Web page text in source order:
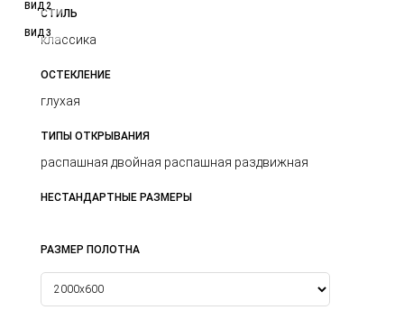
ВИД 2
ВИД 3
СТИЛЬ
классика
ОСТЕКЛЕНИЕ
глухая
ТИПЫ ОТКРЫВАНИЯ
распашная двойная распашная раздвижная
НЕСТАНДАРТНЫЕ РАЗМЕРЫ
РАЗМЕР ПОЛОТНА